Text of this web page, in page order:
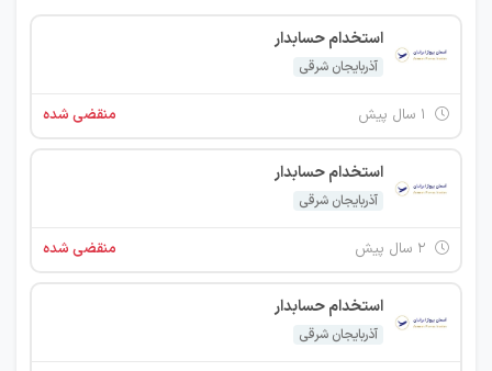
استخدام حسابدار
آذربایجان شرقی
منقضی شده
استخدام حسابدار
آذربایجان شرقی
منقضی شده
استخدام حسابدار
آذربایجان شرقی